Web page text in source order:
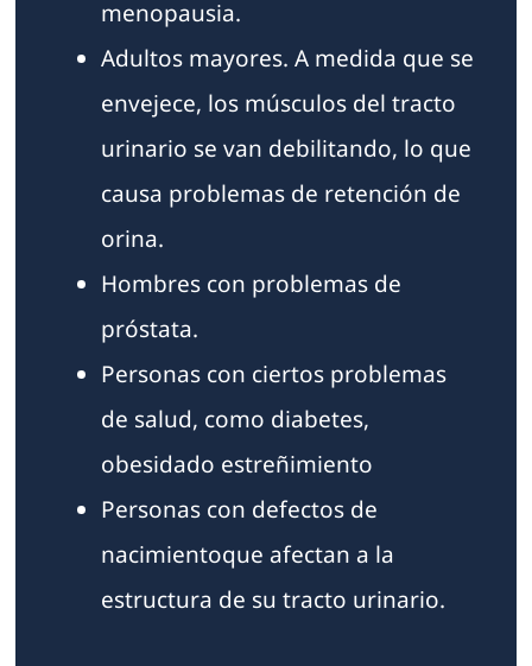
menopausia.
Adultos mayores. A medida que se
envejece, los músculos del tracto
urinario se van debilitando, lo que
causa problemas de retención de
orina.
Hombres con problemas de
próstata.
Personas con ciertos problemas
de salud, como diabetes,
obesidado estreñimiento
Personas con defectos de
nacimientoque afectan a la
estructura de su tracto urinario.